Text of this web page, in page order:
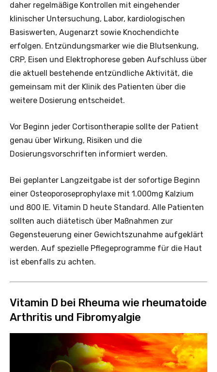
daher regelmäßige Kontrollen mit eingehender
klinischer Untersuchung, Labor, kardiologischen
Basiswerten, Augenarzt sowie Knochendichte
erfolgen. Entzündungsmarker wie die Blutsenkung,
CRP, Eisen und Elektrophorese geben Aufschluss über
die aktuell bestehende entzündliche Aktivität, die
gemeinsam mit der Klinik des Patienten über die
weitere Dosierung entscheidet.
Vor Beginn jeder Cortisontherapie sollte der Patient
genau über Wirkung, Risiken und die
Dosierungsvorschriften informiert werden.
Bei geplanter Langzeitgabe ist der sofortige Beginn
einer ­Osteoporoseprophylaxe mit 1.000mg Kalzium
und 800 IE. Vitamin D heute Standard. Alle Patienten
sollten auch diätetisch über Maßnahmen zur
Gegensteuerung einer Gewichtszunahme aufgeklärt
werden. Auf spezielle Pflegeprogramme für die Haut
ist ebenfalls zu achten.
Vitamin D bei Rheuma wie rheumatoide
Arthritis und Fibromyalgie